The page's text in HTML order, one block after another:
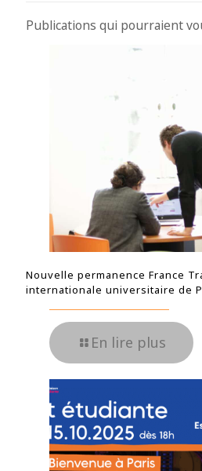
Publications qui pourraient
Nouvelle permanence France
internationale universitaire de
En lire plus